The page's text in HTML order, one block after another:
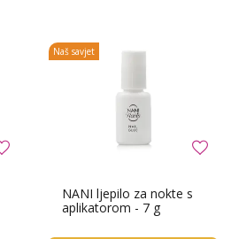
NANI ljepilo za nokte s
aplikatorom - 7 g
Naš savjet